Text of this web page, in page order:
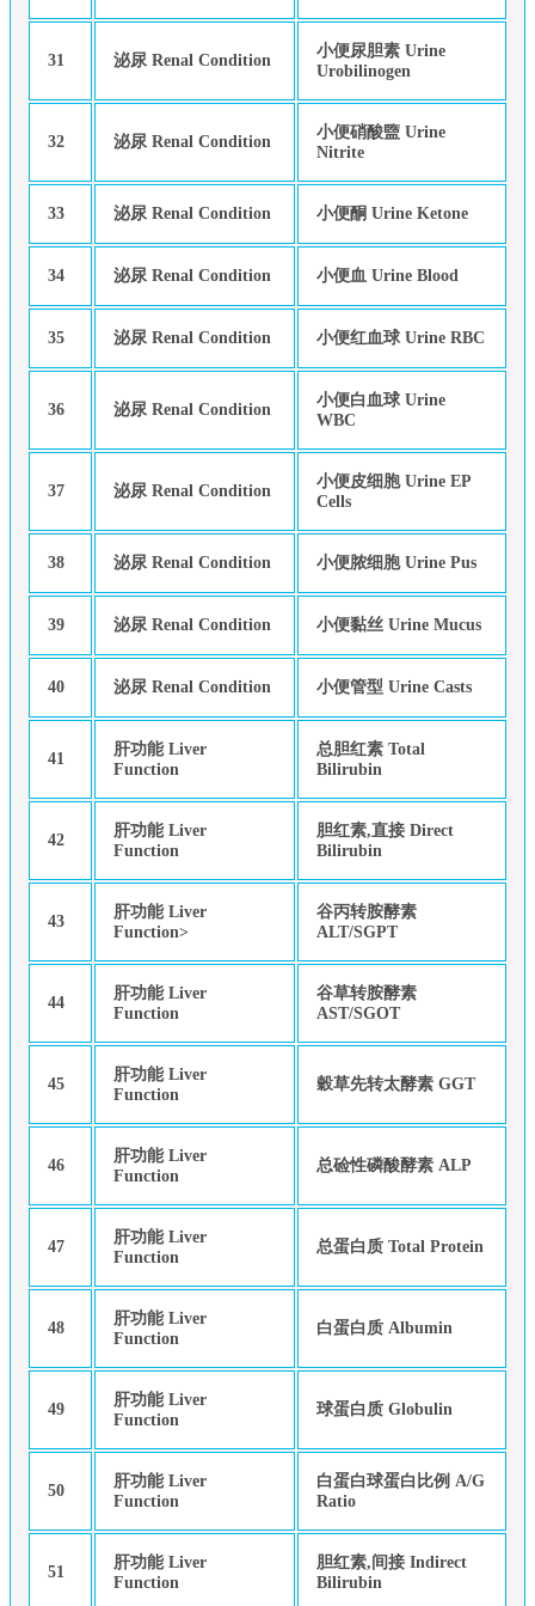
31 泌尿 Renal Condition
小便尿胆素 Urine
Urobilinogen
32 泌尿 Renal Condition
小便硝酸盬 Urine
Nitrite
33 泌尿 Renal Condition 小便酮 Urine Ketone
34 泌尿 Renal Condition 小便血 Urine Blood
35 泌尿 Renal Condition 小便红血球 Urine RBC
36 泌尿 Renal Condition
小便白血球 Urine
WBC
37 泌尿 Renal Condition
小便皮细胞 Urine EP
Cells
38 泌尿 Renal Condition 小便脓细胞 Urine Pus
39 泌尿 Renal Condition 小便黏丝 Urine Mucus
40 泌尿 Renal Condition 小便管型 Urine Casts
41
肝功能 Liver
Function
总胆红素 Total
Bilirubin
42
肝功能 Liver
Function
胆红素,直接 Direct
Bilirubin
43
肝功能 Liver
Function>
谷丙转胺酵素
ALT/SGPT
44
肝功能 Liver
Function
谷草转胺酵素
AST/SGOT
45
肝功能 Liver
Function
穀草先转太酵素 GGT
46
肝功能 Liver
Function
总硷性磷酸酵素 ALP
47
肝功能 Liver
Function
总蛋白质 Total Protein
48
肝功能 Liver
Function
白蛋白质 Albumin
49
肝功能 Liver
Function
球蛋白质 Globulin
50
肝功能 Liver
Function
白蛋白球蛋白比例 A/G
Ratio
51
肝功能 Liver
Function
胆红素,间接 Indirect
Bilirubin